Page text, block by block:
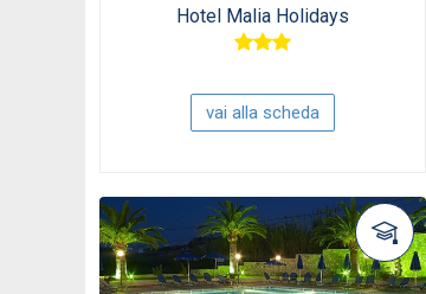
Hotel Malia Holidays
vai alla scheda